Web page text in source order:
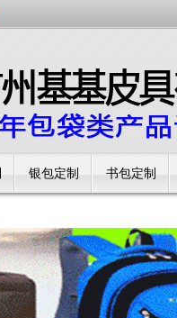
银包定制 书包定制